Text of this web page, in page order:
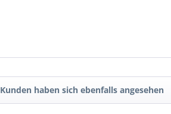
Kunden haben sich ebenfalls angesehen